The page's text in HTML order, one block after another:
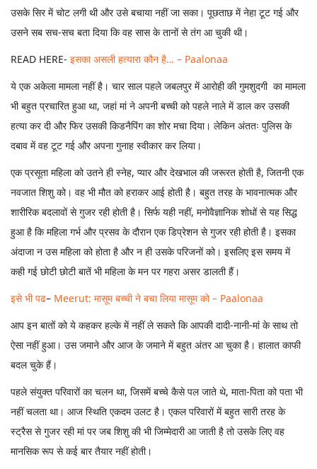
उसके सिर में चोट लगी थी और उसे बचाया नहीं जा सका। पूछताछ में नेहा टूट गई और
उसने सब सच-सच बता दिया कि वह सास के तानों से तंग आ चुकी थी।
READ HERE- इसका असली हत्यारा कौन है… – Paalonaa
ये एक अकेला मामला नहीं है। चार साल पहले जबलपुर में आरोही की गुमशुदगी का मामला
भी बहुत प्रचारित हुआ था, जहां मां ने अपनी बच्ची को पहले नाले में डाल कर उसकी
हत्या कर दी और फिर उसकी किडनैपिंग का शोर मचा दिया। लेकिन अंततः पुलिस के
दबाव में वह टूट गई और अपना गुनाह स्वीकार कर लिया।
एक प्रसूता महिला को उतने ही स्नेह, प्यार और देखभाल की जरूरत होती है, जितनी एक
नवजात शिशु को। वह भी मौत को हराकर आई होती है। बहुत तरह के भावनात्मक और
शारीरिक बदलावों से गुजर रही होती है। सिर्फ यही नहीं, मनोवैज्ञानिक शोधों से यह सिद्ध
हुआ है कि महिला गर्भ और प्रसव के दौरान एक डिप्रेशन से गुजर रही होती है। इसका
अंदाजा न उस महिला को होता है और न ही उसके परिजनों को। इसलिए इस समय में
कही गई छोटी छोटी बातें भी महिला के मन पर गहरा असर डालती हैं।
इसे भी पढ– Meerut: मासूम बच्ची ने बचा लिया मासूम को – Paalonaa
आप इन बातों को ये कहकर हल्के में नहीं ले सकते कि आपकी दादी-नानी-मां के साथ तो
ऐसा नहीं हुआ। उस जमाने और आज के जमाने में बहुत अंतर आ चुका है। हालात काफी
बदल चुके हैं।
पहले संयुक्त परिवारों का चलन था, जिसमें बच्चे कैसे पल जाते थे, माता-पिता को पता भी
नहीं चलता था। आज स्थिति एकदम उलट है। एकल परिवारों में बहुत सारी तरह के
स्ट्रैस से गुजर रही मां पर जब शिशु की भी जिम्मेदारी आ जाती है तो उसके लिए वह
मानसिक रूप से कई बार तैयार नहीं होती।